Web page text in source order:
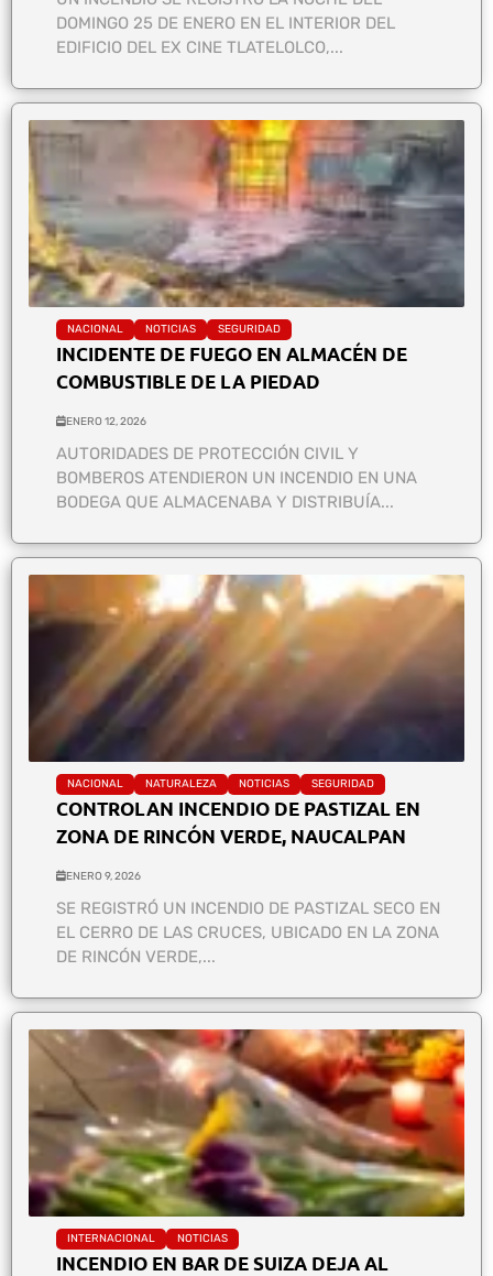
DOMINGO 25 DE ENERO EN EL INTERIOR DEL
EDIFICIO DEL EX CINE TLATELOLCO,...
NACIONAL NOTICIAS SEGURIDAD
INCIDENTE DE FUEGO EN ALMACÉN DE
COMBUSTIBLE DE LA PIEDAD
ENERO 12, 2026
AUTORIDADES DE PROTECCIÓN CIVIL Y
BOMBEROS ATENDIERON UN INCENDIO EN UNA
BODEGA QUE ALMACENABA Y DISTRIBUÍA...
NACIONAL NATURALEZA NOTICIAS SEGURIDAD
CONTROLAN INCENDIO DE PASTIZAL EN
ZONA DE RINCÓN VERDE, NAUCALPAN
ENERO 9, 2026
SE REGISTRÓ UN INCENDIO DE PASTIZAL SECO EN
EL CERRO DE LAS CRUCES, UBICADO EN LA ZONA
DE RINCÓN VERDE,...
INTERNACIONAL NOTICIAS
INCENDIO EN BAR DE SUIZA DEJA AL